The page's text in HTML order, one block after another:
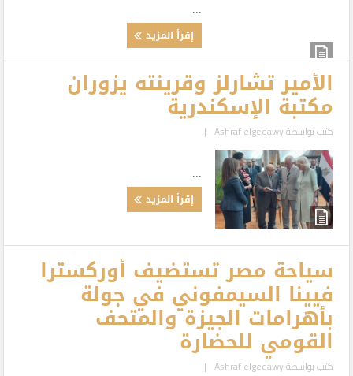
إقرأ المزيد
الأمير تشارلز وقرينته يزوران
مكتبة الإسكندرية
كتب بواسطةAshraf elgedawy
|
إقرأ المزيد
سياحة مصر تستضيف أوركسترا
فيينا السيمفوني في جولة
بأهرامات الجيزة والمتحف
القومي للحضارة
كتب بواسطةAshraf elgedawy
|